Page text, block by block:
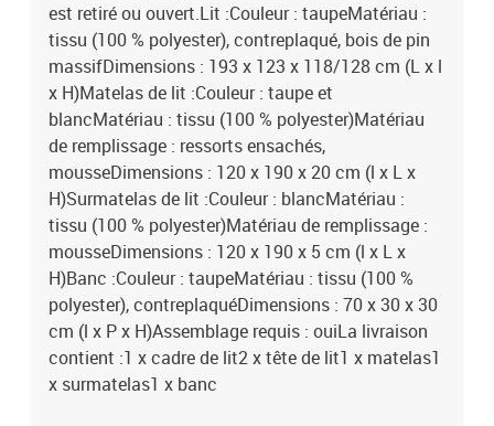
est retiré ou ouvert.Lit :Couleur : taupeMatériau :
tissu (100 % polyester), contreplaqué, bois de pin
massifDimensions : 193 x 123 x 118/128 cm (L x l
x H)Matelas de lit :Couleur : taupe et
blancMatériau : tissu (100 % polyester)Matériau
de remplissage : ressorts ensachés,
mousseDimensions : 120 x 190 x 20 cm (l x L x
H)Surmatelas de lit :Couleur : blancMatériau :
tissu (100 % polyester)Matériau de remplissage :
mousseDimensions : 120 x 190 x 5 cm (l x L x
H)Banc :Couleur : taupeMatériau : tissu (100 %
polyester), contreplaquéDimensions : 70 x 30 x 30
cm (l x P x H)Assemblage requis : ouiLa livraison
contient :1 x cadre de lit2 x tête de lit1 x matelas1
x surmatelas1 x banc